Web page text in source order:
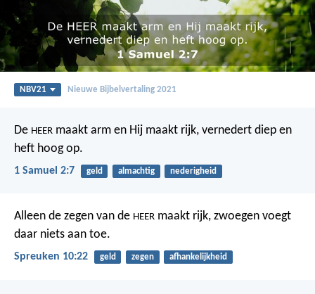
NBV21 Nieuwe Bijbelvertaling 2021
De HEER maakt arm en Hij maakt rijk, vernedert diep en
heft hoog op.
1 Samuel 2:7 geld almachtig nederigheid
Alleen de zegen van de HEER maakt rijk, zwoegen voegt
daar niets aan toe.
Spreuken 10:22 geld zegen afhankelijkheid